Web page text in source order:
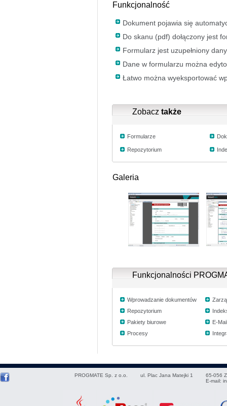
Funkcjonalność
Dokument pojawia się
Do skanu (pdf) dołączony jest
Formularz jest uzupełniony
Dane w formularzu można
Łatwo można wyeksportować
Zobacz także
Formularze
Repozytorium
Galeria
Funkcjonalności
Wprowadzanie dokumentów
Repozytorium
Pakiety biurowe
Procesy
E-Mail
PROGMATE Sp. z o.o. ul. Plac Jana Matejki 1 65-056
E-mail: